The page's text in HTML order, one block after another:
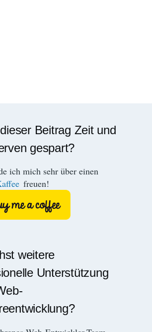
Beitrag Zeit und
gespart?
ich mich sehr über einen
freuen!
weitere
Unterstützung